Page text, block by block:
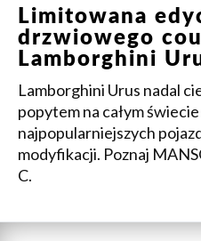
Limitowana
drzwiowego
Lamborghini
Lamborghini Urus nadal
popytem na całym
najpopularniejszych
modyfikacji. Poznaj
C.